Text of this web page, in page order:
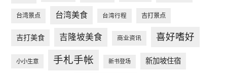
台湾景点 台湾美食 台湾行程 吉打景点
吉打美食 吉隆坡美食 商业资讯 喜好嗜好
小小生意 手札手帐 新书登场 新加坡住宿